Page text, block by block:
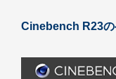
Cinebench R23の